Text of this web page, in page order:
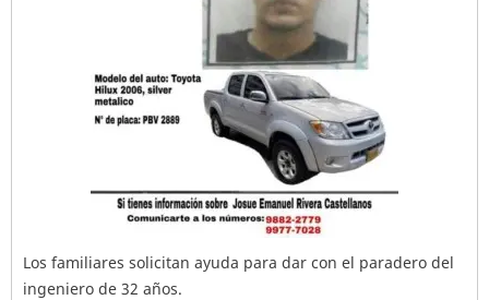
Los familiares solicitan ayuda para dar con el paradero del
ingeniero de 32 años.